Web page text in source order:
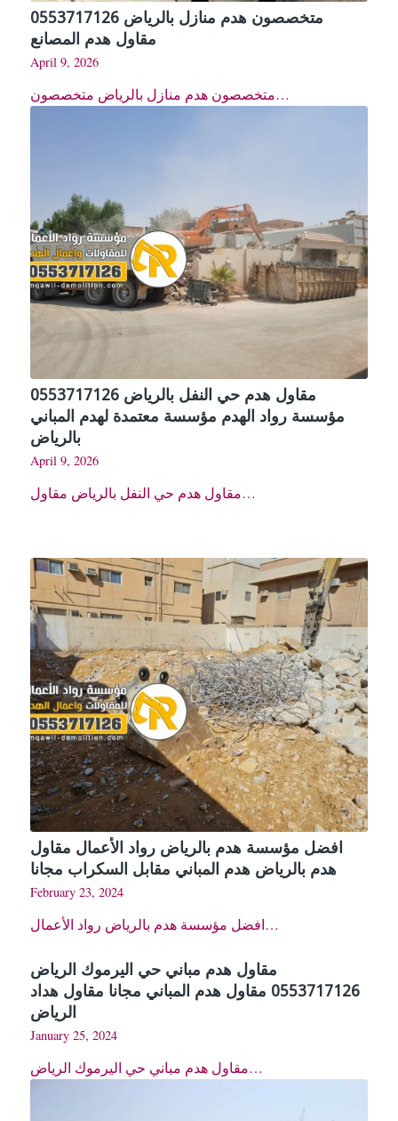
متخصصون هدم منازل بالرياض 0553717126
مقاول هدم المصانع
April 9, 2026
متخصصون هدم منازل بالرياض متخصصون…
مقاول هدم حي النفل بالرياض 0553717126
مؤسسة رواد الهدم مؤسسة معتمدة لهدم المباني
بالرياض
April 9, 2026
مقاول هدم حي النفل بالرياض مقاول…
افضل مؤسسة هدم بالرياض رواد الأعمال مقاول
هدم بالرياض هدم المباني مقابل السكراب مجانا
February 23, 2024
افضل مؤسسة هدم بالرياض رواد الأعمال…
مقاول هدم مباني حي اليرموك الرياض
0553717126 مقاول هدم المباني مجانا مقاول هداد
الرياض
January 25, 2024
مقاول هدم مباني حي اليرموك الرياض…